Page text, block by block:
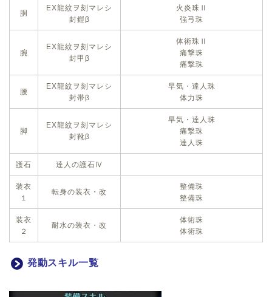
胴
EX龍紋ヲ刻マレシ
封鎧β
火炎珠Ⅱ
強弓珠
腕
EX龍紋ヲ刻マレシ
封甲β
体術珠Ⅱ
痛撃珠
痛撃珠
腰
EX龍紋ヲ刻マレシ
封帯β
早気・達人珠
体力珠
脚
EX龍紋ヲ刻マレシ
封靴β
早気・達人珠
痛撃珠
達人珠
護石 達人の護石Ⅳ
装衣
１
転身の装衣・改
整備珠
整備珠
装衣
２
耐水の装衣・改
体術珠
体術珠
発動スキル一覧